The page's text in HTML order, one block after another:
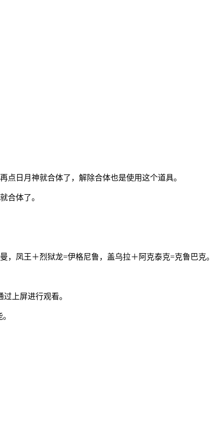
日月神就合体了，解除合体也是使用这个道具。
合体了。
凤王＋烈狱龙=伊格尼鲁，盖乌拉＋阿克泰克=克鲁巴克。
上屏进行观看。